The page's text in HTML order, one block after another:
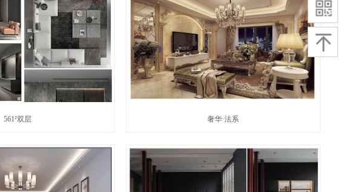
561²双层 奢华·法系